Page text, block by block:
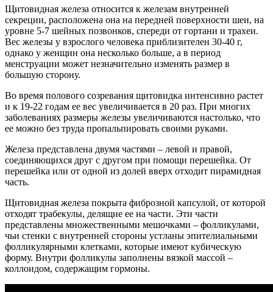
Щитовидная железа относится к железам внутренней
секреции, расположена она на передней поверхности шеи, на
уровне 5-7 шейных позвонков, спереди от гортани и трахеи.
Вес железы у взрослого человека приблизителен 30-40 г,
однако у женщин она несколько больше, а в период
менструации может незначительно изменять размер в
большую сторону.
Во время полового созревания щитовидка интенсивно растет
и к 19-22 годам ее вес увеличивается в 20 раз. При многих
заболеваниях размеры железы увеличиваются настолько, что
ее можно без труда пропальпировать своими руками.
Железа представлена двумя частями – левой и правой,
соединяющихся друг с другом при помощи перешейка. От
перешейка или от одной из долей вверх отходит пирамидная
часть.
Щитовидная железа покрыта фиброзной капсулой, от которой
отходят трабекулы, делящие ее на части. Эти части
представлены множественными мешочками – фолликулами,
чьи стенки с внутренней стороны устланы эпителиальными
фолликулярными клетками, которые имеют кубическую
форму. Внутри фолликулы заполнены вязкой массой –
коллоидом, содержащим гормоны.